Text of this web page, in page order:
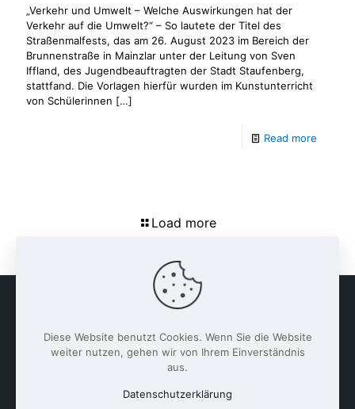
„Verkehr und Umwelt – Welche Auswirkungen hat der
Verkehr auf die Umwelt?“ – So lautete der Titel des
Straßenmalfests, das am 26. August 2023 im Bereich der
Brunnenstraße in Mainzlar unter der Leitung von Sven
Iffland, des Jugendbeauftragten der Stadt Staufenberg,
stattfand. Die Vorlagen hierfür wurden im Kunstunterricht
von Schülerinnen […]
Read more
Load more
Diese Website benutzt Cookies. Wenn Sie die Website
weiter nutzen, gehen wir von Ihrem Einverständnis
aus.
Datenschutzerklärung